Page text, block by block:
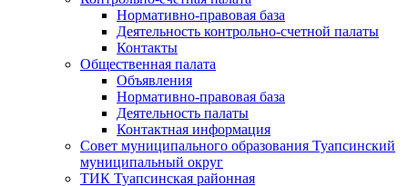
Нормативно-правовая база
Деятельность контрольно-счетной палаты
Контакты
Общественная палата
Объявления
Нормативно-правовая база
Деятельность палаты
Контактная информация
Совет муниципального образования Туапсинский
муниципальный округ
ТИК Туапсинская районная